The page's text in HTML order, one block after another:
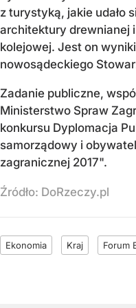
z turystyką, jakie udało
architektury drewnianej
kolejowej. Jest on
nowosądeckiego
Zadanie publiczne,
Ministerstwo Spraw
konkursu Dyplomacja
samorządowy i
zagranicznej 2017".
Źródło: DoRzeczy.pl
Ekonomia Kraj Forum